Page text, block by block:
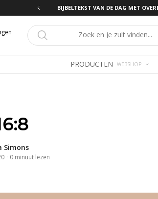
BIJBELTEKST VAN DE DAG MET
PRODUCTEN WEBSHOP
Simons
· 0 minuut lezen